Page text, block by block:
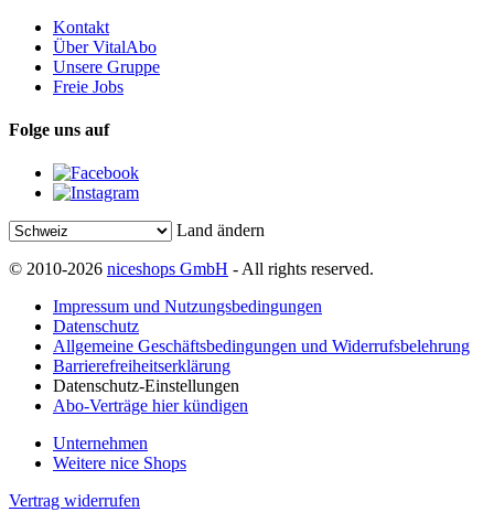
Kontakt
Über VitalAbo
Unsere Gruppe
Freie Jobs
Folge uns auf
Land ändern
© 2010-2026 niceshops GmbH - All rights reserved.
Impressum und Nutzungsbedingungen
Datenschutz
Allgemeine Geschäftsbedingungen und Widerrufsbelehrung
Barrierefreiheitserklärung
Datenschutz-Einstellungen
Abo-Verträge hier kündigen
Unternehmen
Weitere nice Shops
Vertrag widerrufen